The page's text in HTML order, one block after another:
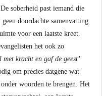
soberheid past iemand die
doordachte samenvatting
voor een laatste kreet.
het ook zo
met kracht en gaf de geest’
om precies datgene wat
woorden te brengen. Het